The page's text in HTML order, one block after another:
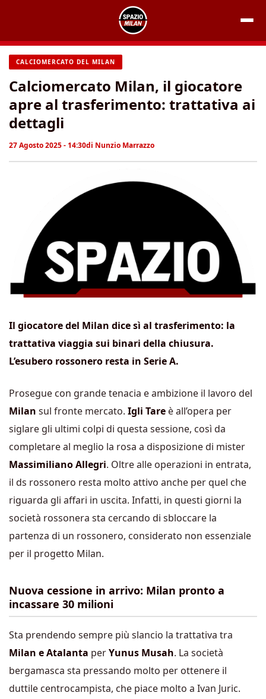
contenuto
CALCIOMERCATO DEL MILAN
Calciomercato Milan, il giocatore
apre al trasferimento: trattativa ai
dettagli
27 Agosto 2025 - 14:30di Nunzio Marrazzo
Il giocatore del Milan dice sì al trasferimento: la
trattativa viaggia sui binari della chiusura.
L’esubero rossonero resta in Serie A.
Prosegue con grande tenacia e ambizione il lavoro del
Milan sul fronte mercato. Igli Tare è all’opera per
siglare gli ultimi colpi di questa sessione, così da
completare al meglio la rosa a disposizione di mister
Massimiliano Allegri. Oltre alle operazioni in entrata,
il ds rossonero resta molto attivo anche per quel che
riguarda gli affari in uscita. Infatti, in questi giorni la
società rossonera sta cercando di sbloccare la
partenza di un rossonero, considerato non essenziale
per il progetto Milan.
Nuova cessione in arrivo: Milan pronto a
incassare 30 milioni
Sta prendendo sempre più slancio la trattativa tra
Milan e Atalanta perYunus Musah. La società
bergamasca sta pressando molto per ottenere il
duttile centrocampista, che piace molto a Ivan Juric.